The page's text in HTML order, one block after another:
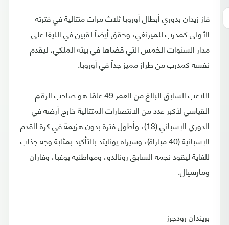
فاز زيدان بدوري أبطال أوروبا ثلاث مرات متتالية في فترته
الأولى كمدرب للميرنغي، وحقق أيضاً لقبين في الليغا على
مدار السنوات الخمس التي قضاها في بيته الملكي، ليقدم
نفسه كمدرب من طراز مميز جداً في أوروبا.
اللاعب السابق البالغ من العمر 49 عامًا هو صاحب الرقم
القياسي لأكبر عدد من الانتصارات المتتالية خارج أرضه في
الدوري الإسباني (13)، وأطول فترة بدون هزيمة في كرة القدم
الإسبانية (40 مباراة)، وسيراه يونايتد بالتأكيد بمثابة وجه جذاب
للغاية ليقود نجمه السابق رونالدو، ومواطنيه بوغبا، وفاران
ومارسيال.
بريندان رودجرز